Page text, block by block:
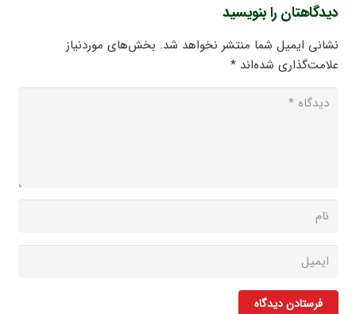
دیدگاهتان را بنویسید
نشانی ایمیل شما منتشر نخواهد شد. بخش‌های موردنیاز
علامت‌گذاری شده‌اند*
فرستادن دیدگاه